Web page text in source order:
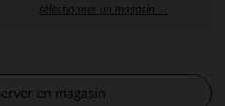
sélectionner un magasin →
en magasin